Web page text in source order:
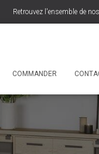
Retrouvez l'ensemble de
COMMANDER